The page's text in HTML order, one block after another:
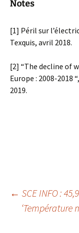
Notes
[1] Péril sur
Texquis, avril 2018.
[2] “The decline of
Europe : 2008-2018
2019.
← SCE INFO :
‘Température